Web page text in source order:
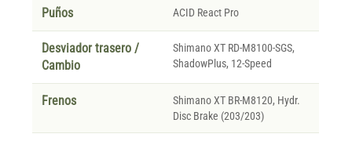
Puños ACID React Pro
Desviador trasero /
Cambio
Shimano XT RD-M8100-SGS,
ShadowPlus, 12-Speed
Frenos
Shimano XT BR-M8120, Hydr.
Disc Brake (203/203)